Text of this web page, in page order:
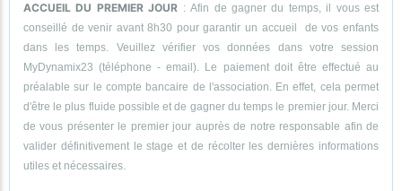
ACCUEIL DU PREMIER JOUR : Afin de gagner du temps, il vous est
conseillé de venir avant 8h30 pour garantir un accueil de vos enfants
dans les temps. Veuillez vérifier vos données dans votre session
MyDynamix23 (téléphone - email). Le paiement doit être effectué au
préalable sur le compte bancaire de l'association. En effet, cela permet
d'être le plus fluide possible et de gagner du temps le premier jour. Merci
de vous présenter le premier jour auprès de notre responsable afin de
valider définitivement le stage et de récolter les dernières informations
utiles et nécessaires.